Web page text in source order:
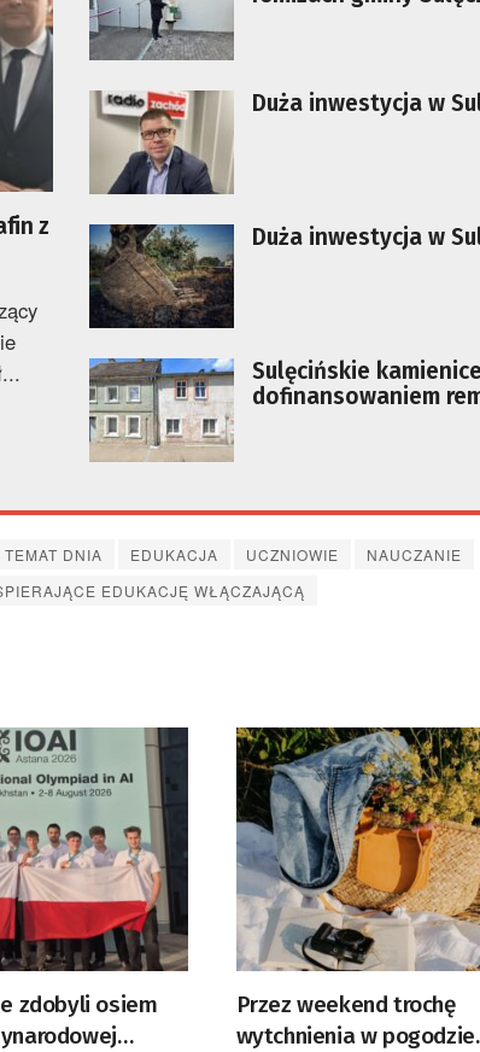
z
Duża inwestycja w
Duża inwestycja w
Sulęcińskie
dofinansowaniem
TEMAT DNIA EDUKACJA UCZNIOWIE
NAUCZANIE
EDUKACJĘ WŁĄCZAJĄCĄ
zdobyli osiem
Przez weekend trochę
wytchnienia w